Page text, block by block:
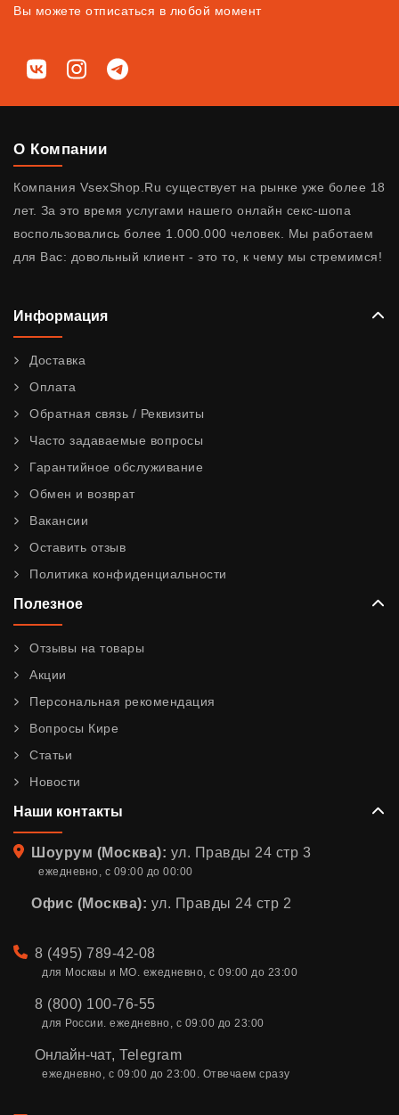
Вы можете отписаться в любой момент
Мы в соц. сетях
ВКонтактеInstagramTelegram
О Компании
Компания VsexShop.Ru существует на рынке уже более 18
лет. За это время услугами нашего онлайн секс-шопа
воспользовались более 1.000.000 человек. Мы работаем
для Вас: довольный клиент - это то, к чему мы стремимся!
Информация
Доставка
Оплата
Обратная связь / Реквизиты
Часто задаваемые вопросы
Гарантийное обслуживание
Обмен и возврат
Вакансии
Оставить отзыв
Политика конфиденциальности
Полезное
Отзывы на товары
Акции
Персональная рекомендация
Вопросы Кире
Статьи
Новости
Наши контакты
Адрес
Шоурум (Москва): ул. Правды 24 стр 3
ежедневно, с 09:00 до 00:00
Офис (Москва): ул. Правды 24 стр 2
Телефон
8 (495) 789-42-08
для Москвы и МО. ежедневно, с 09:00 до 23:00
8 (800) 100-76-55
для России. ежедневно, с 09:00 до 23:00
Онлайн-чат, Telegram
ежедневно, с 09:00 до 23:00. Отвечаем сразу